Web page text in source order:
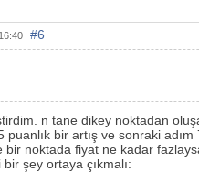
#6
n tane dikey noktadan
bir artış ve sonraki
noktada fiyat ne kadar
şey ortaya çıkmalı: